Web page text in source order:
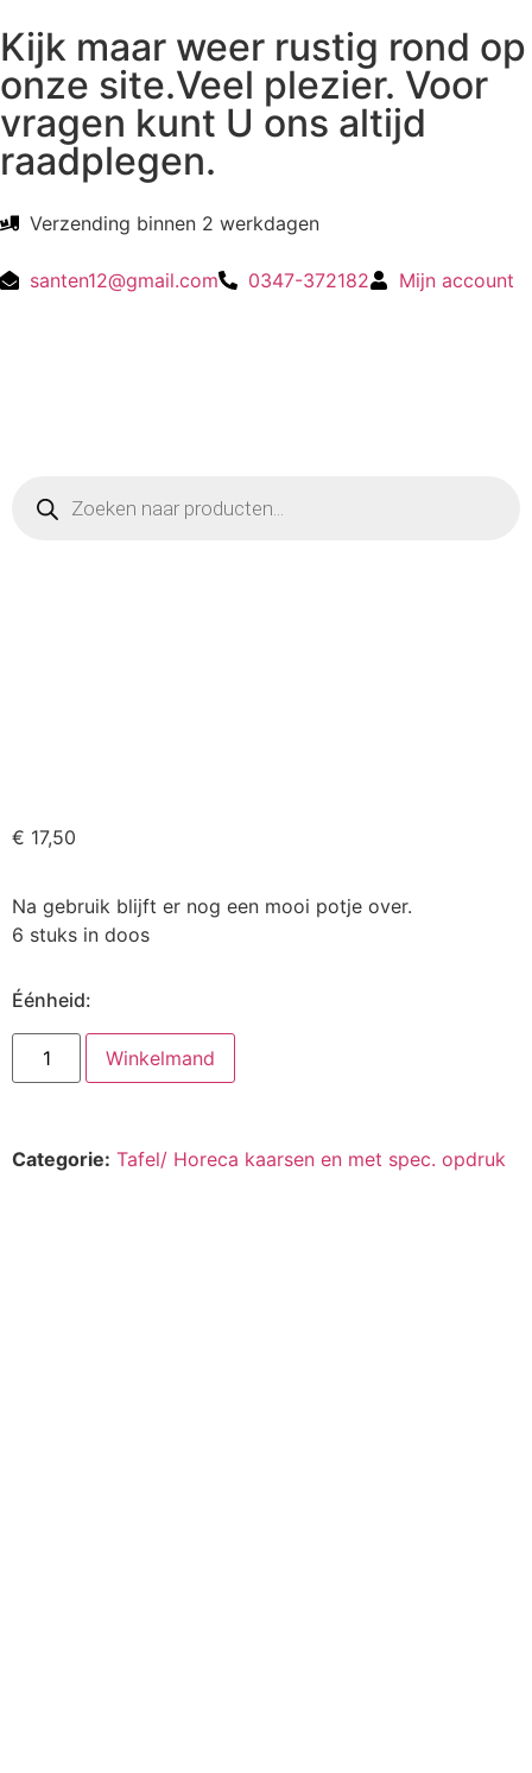
Kijk maar weer rustig rond op
onze site.Veel plezier. Voor
vragen kunt U ons altijd
raadplegen.
Verzending binnen 2 werkdagen
santen12@gmail.com 0347-372182 Mijn account
€ 17,50
Na gebruik blijft er nog een mooi potje over.
6 stuks in doos
Éénheid:
Winkelmand
Categorie: Tafel/ Horeca kaarsen en met spec. opdruk